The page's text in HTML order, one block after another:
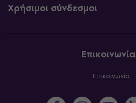
Χρήσιμοι σύνδεσμοι
Επικοινωνία
Επικοινωνία